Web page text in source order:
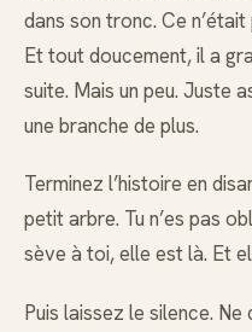
dans son tronc. Ce
Et tout doucement, il a
suite. Mais un peu. Juste
une branche de plus.
Terminez l’histoire en
petit arbre. Tu n’es pas
sève à toi, elle est là. Et
Puis laissez le silence.